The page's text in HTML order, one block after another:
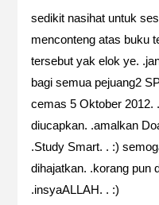
sedikit nasihat untuk
menconteng atas buku
tersebut yak elok ye.
bagi semua pejuang2
cemas 5 Oktober 2012.
diucapkan. .amalkan
.Study Smart. . :)
dihajatkan. .korang pun
.insyaALLAH. . :)